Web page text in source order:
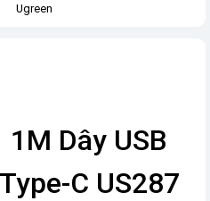
Ugreen
Dây USB
C US287